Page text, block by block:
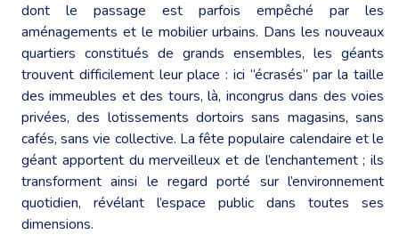
dont le passage est parfois empêché par les
aménagements et le mobilier urbains. Dans les nouveaux
quartiers constitués de grands ensembles, les géants
trouvent difficilement leur place : ici “écrasés” par la taille
des immeubles et des tours, là, incongrus dans des voies
privées, des lotissements dortoirs sans magasins, sans
cafés, sans vie collective. La fête populaire calendaire et le
géant apportent du merveilleux et de l’enchantement ; ils
transforment ainsi le regard porté sur l’environnement
quotidien, révélant l’espace public dans toutes ses
dimensions.